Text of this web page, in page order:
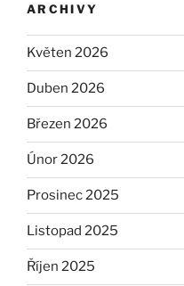
ARCHIVY
Květen 2026
Duben 2026
Březen 2026
Únor 2026
Prosinec 2025
Listopad 2025
Říjen 2025